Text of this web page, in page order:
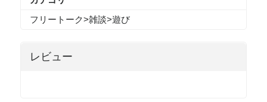
フリートーク>雑談>遊び
レビュー